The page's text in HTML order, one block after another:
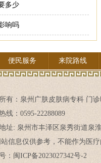
多少
响吗
便民服务 来院路线
有： 泉州广肤皮肤病专科 门
线：0595-22288089
址: 泉州市丰泽区泉秀街道泉
信息仅供参考，不能作为医
：闽ICP备2023027342号-2